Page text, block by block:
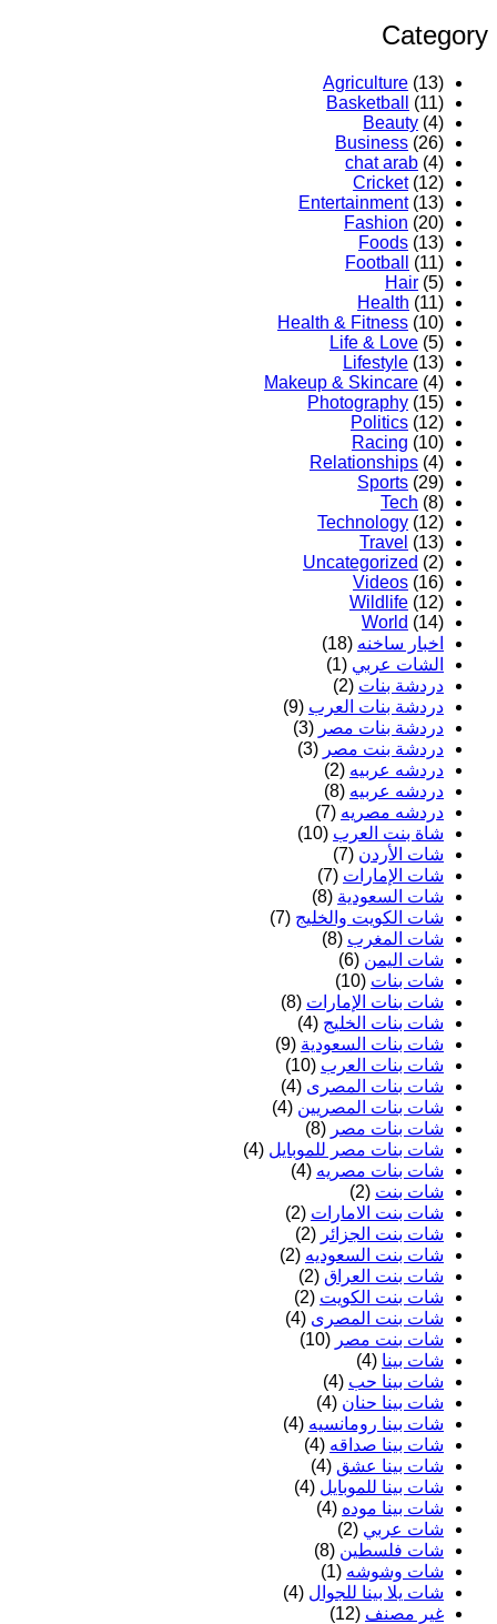
Category
Agriculture (13)
Basketball
(11)
Beauty (4)
Business (26)
chat arab (4)
Cricket(12)
Entertainment(13)
Fashion (20)
Foods (13)
Football
(11)
Hair (5)
Health (11)
Health & Fitness (10)
Life & Love (5)
Lifestyle (13)
Makeup & Skincare (4)
Photography (15)
Politics (12)
Racing (10)
Relationships (4)
Sports (29)
Tech (8)
Technology (12)
Travel (13)
Uncategorized (2)
Videos (16)
Wildlife (12)
World (14)
اخبار ساخنه (18)
الشات عربي (1)
دردشة بنات (2)
دردشة بنات العرب (9)
دردشة بنات مصر (3)
دردشة بنت مصر (3)
دردشه عربيه (2)
دردشه عربيه (8)
دردشه مصريه (7)
شاة بنت العرب (10)
شات الأردن (7)
شات الإمارات (7)
شات السعودية (8)
شات الكويت والخليج (7)
شات المغرب (8)
شات اليمن (6)
شات بنات (10)
شات بنات الإمارات (8)
شات بنات الخليج (4)
شات بنات السعودية (9)
شات بنات العرب (10)
شات بنات المصرى (4)
شات بنات المصريين (4)
شات بنات مصر (8)
شات بنات مصر للموبايل (4)
شات بنات مصريه (4)
شات بنت (2)
شات بنت الامارات (2)
شات بنت الجزائر (2)
شات بنت السعوديه (2)
شات بنت العراق (2)
شات بنت الكويت (2)
شات بنت المصرى (4)
شات بنت مصر (10)
شات بينا (4)
شات بينا حب (4)
شات بينا حنان (4)
شات بينا رومانسيه (4)
شات بينا صداقه (4)
شات بينا عشق (4)
شات بينا للموبايل (4)
شات بينا موده (4)
شات عربي (2)
شات فلسطين (8)
شات وشوشه (1)
شات يلا بينا للجوال (4)
غير مصنف (12)